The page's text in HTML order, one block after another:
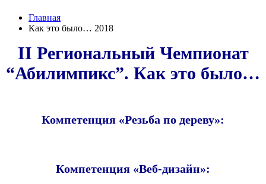
Главная
Как это было… 2018
II Региональный Чемпионат
“Абилимпикс”. Как это было…
Компетенция «Резьба по дереву»:
Компетенция «Веб-дизайн»: